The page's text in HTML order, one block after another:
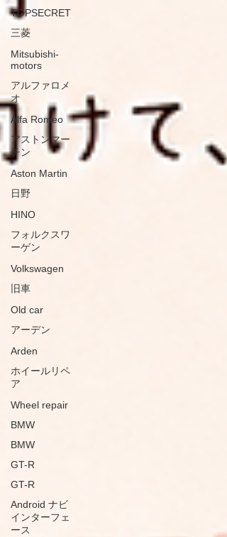
TOPSECRET
三菱
Mitsubishi-
motors
アルファロメ
オ
Alfa Romeo
アストンマー
チン
Aston Martin
日野
HINO
フォルクスワ
ーゲン
Volkswagen
旧車
Old car
アーデン
Arden
ホイールリペ
ア
Wheel repair
BMW
BMW
GT-R
GT-R
Android ナビ
インターフェ
ース